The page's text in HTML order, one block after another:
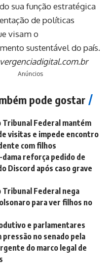
sua função estratégica
de políticas
visam o
sustentável do país.
Anúncios
pode gostar
Tribunal Federal mantém
visitas e impede encontro
com filhos
reforça pedido de
Discord após caso grave
Tribunal Federal nega
para ver filhos no
e parlamentares
no senado pela
do marco legal de